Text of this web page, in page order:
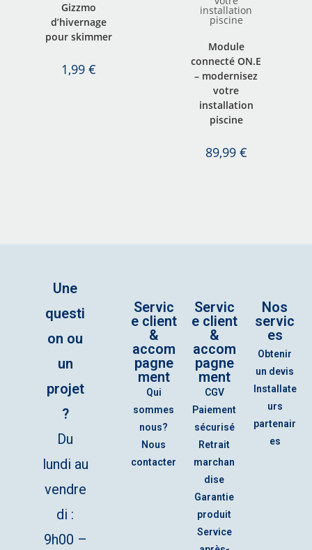
Gizzmo
d’hivernage
pour skimmer
1,99€
Module
connecté ON.E
– modernisez
votre
installation
piscine
89,99 €
Une
questi
on ou
un
projet
?
Du
lundi au
vendre
di :
9h00 –
Servic
e client
&
accom
pagne
ment
Qui
sommes
nous?
Nous
contacter
Servic
e client
&
accom
pagne
ment
CGV
Paiement
sécurisé
Retrait
marchan
dise
Garantie
produit
Service
Nos
servic
es
Obtenir
un devis
Installate
urs
partenair
es